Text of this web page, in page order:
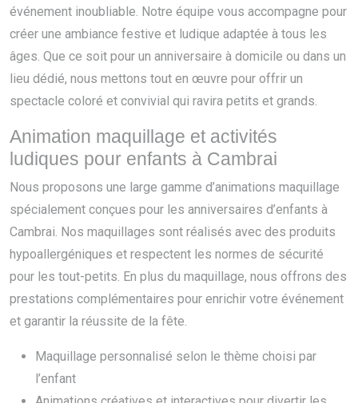
événement inoubliable. Notre équipe vous accompagne pour
créer une ambiance festive et ludique adaptée à tous les
âges. Que ce soit pour un anniversaire à domicile ou dans un
lieu dédié, nous mettons tout en œuvre pour offrir un
spectacle coloré et convivial qui ravira petits et grands.
Animation maquillage et activités
ludiques pour enfants à Cambrai
Nous proposons une large gamme d’animations maquillage
spécialement conçues pour les anniversaires d’enfants à
Cambrai. Nos maquillages sont réalisés avec des produits
hypoallergéniques et respectent les normes de sécurité
pour les tout-petits. En plus du maquillage, nous offrons des
prestations complémentaires pour enrichir votre événement
et garantir la réussite de la fête.
Maquillage personnalisé selon le thème choisi par
l’enfant